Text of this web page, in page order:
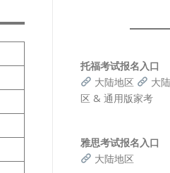
托福考试报名入口
大陆地区
大
区 & 通用版家考
雅思考试报名入口
大陆地区